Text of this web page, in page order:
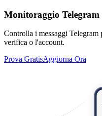
Monitoraggio
Controlla i messaggi Telegram
verifica o l'account.
Prova GratisAggiorna Ora